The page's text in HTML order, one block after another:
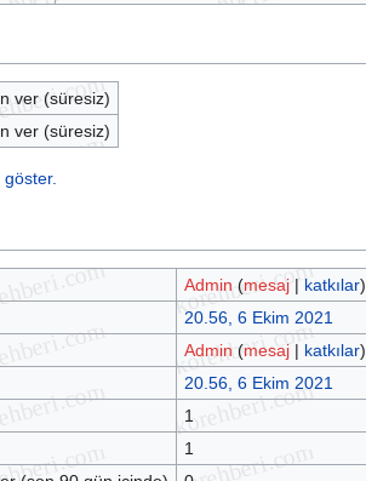
ver (süresiz)
ver (süresiz)
Admin (mesaj| katkılar)
20.56, 6 Ekim 2021
Admin (mesaj| katkılar)
20.56, 6 Ekim 2021
1
1